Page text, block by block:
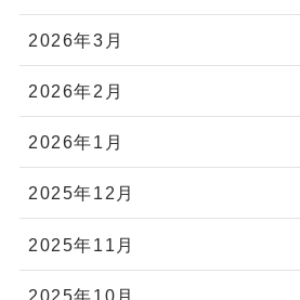
2026年3月
2026年2月
2026年1月
2025年12月
2025年11月
2025年10月